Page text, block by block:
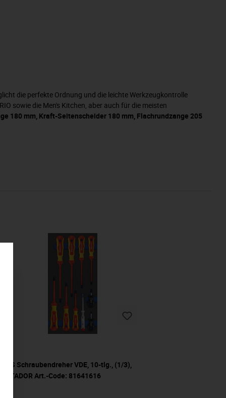
die perfekte Ordnung und die leichte Werkzeugkontrolle
sowie die Men's Kitchen, aber auch für die meisten
180 mm, Kraft-Seitenscheider 180 mm, Flachrundzange 205
MTS Schraubendreher VDE, 10-tlg., (1/3),
MATADOR Art.-Code: 81641616